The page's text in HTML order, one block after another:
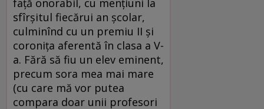
sfîrşitul fiecărui an şcolar,
culminînd cu un premiu II şi
coroniţa aferentă în clasa a V-
a. Fără să fiu un elev eminent,
precum sora mea mai mare
(cu care mă vor putea
compara doar unii profesori